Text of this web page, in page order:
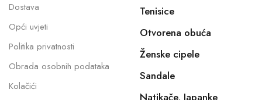
Dostava
Opći uvjeti
Politika privatnosti
Obrada osobnih podataka
Kolačići
Tenisice
Otvorena obuća
Ženske cipele
Sandale
Natikače, Japanke